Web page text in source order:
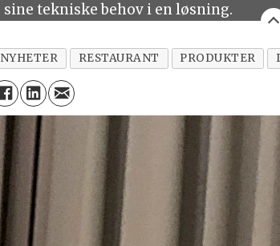
sine tekniske behov i en løsning.
NYHETER RESTAURANT PRODUKTER